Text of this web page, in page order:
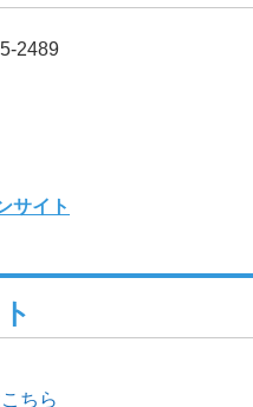
2489
サイト
ちら